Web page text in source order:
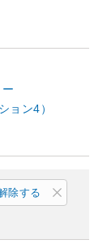
ョン4）
除する